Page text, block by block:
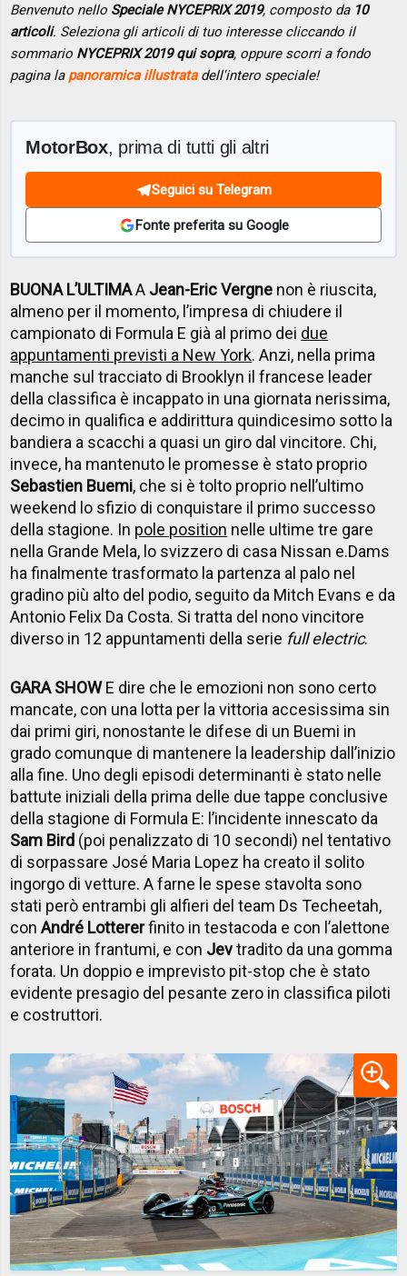
Benvenuto nello Speciale NYCEPRIX 2019, composto da 10
articoli. Seleziona gli articoli di tuo interesse cliccando il
sommario NYCEPRIX 2019 qui sopra, oppure scorri a fondo
pagina la panoramica illustratadell'intero speciale!
MotorBox, prima di tutti gli altri
Seguici su Telegram
Fonte preferita su Google
BUONA L’ULTIMAA Jean-Eric Vergne non è riuscita,
almeno per il momento, l’impresa di chiudere il
campionato di Formula E già al primo dei due
appuntamenti previsti a New York. Anzi, nella prima
manche sul tracciato di Brooklyn il francese leader
della classifica è incappato in una giornata nerissima,
decimo in qualifica e addirittura quindicesimo sotto la
bandiera a scacchi a quasi un giro dal vincitore. Chi,
invece, ha mantenuto le promesse è stato proprio
Sebastien Buemi, che si è tolto proprio nell’ultimo
weekend lo sfizio di conquistare il primo successo
della stagione. In pole position nelle ultime tre gare
nella Grande Mela, lo svizzero di casa Nissan e.Dams
ha finalmente trasformato la partenza al palo nel
gradino più alto del podio, seguito da Mitch Evans e da
Antonio Felix Da Costa. Si tratta del nono vincitore
diverso in 12 appuntamenti della serie full electric.
GARA SHOWE dire che le emozioni non sono certo
mancate, con una lotta per la vittoria accesissima sin
dai primi giri, nonostante le difese di un Buemi in
grado comunque di mantenere la leadership dall’inizio
alla fine. Uno degli episodi determinanti è stato nelle
battute iniziali della prima delle due tappe conclusive
della stagione di Formula E: l’incidente innescato da
Sam Bird (poi penalizzato di 10 secondi) nel tentativo
di sorpassare José Maria Lopez ha creato il solito
ingorgo di vetture. A farne le spese stavolta sono
stati però entrambi gli alfieri del team Ds Techeetah,
conAndré Lottererfinito in testacoda e con l’alettone
anteriore in frantumi, e con Jevtradito da una gomma
forata. Un doppio e imprevisto pit-stop che è stato
evidente presagio del pesante zero in classifica piloti
e costruttori.